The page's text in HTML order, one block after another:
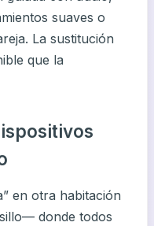
suaves o
La sustitución
que la
en otra habitación
donde todos